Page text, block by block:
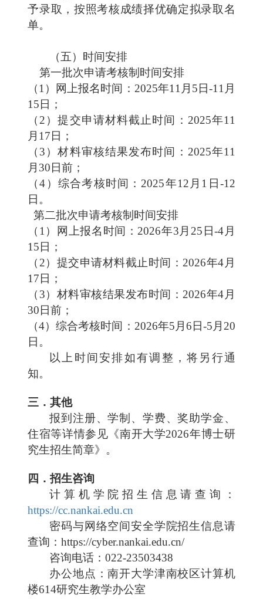
予录取，按照考核成绩择优确定拟录取名
单。
（五）时间安排
第一批次申请考核制时间安排
（1 ）网上报名时间： 2025年11月 5日-11月
1 5日；
（ 2 ）提交申请材料截止时间： 2025年11
月1 7日；
（ 3 ）材料审核结果发布时间： 2025年11
月 30日前；
（4 ）综合考核时间： 2025年12月1日-12
日。
第二批次申请考核制时间安排
（ 1 ）网上报名时间： 2026年3月25日-4月
15日；
（ 2）提交申请材料截止时间： 2026年4月
17日；
（ 3）材料审核结果发布时间： 2026年4月
30日前；
（4）综合考核时间： 2026年5月6日-5月20
日。
以上时间安排如有调整，将另行通
知。
三 ．其他
报到注册、学制、学费、奖助学金、
住宿等详情参见《南开大学2026年博士研
究生招生简章》。
四 ．招生咨询
计算机学院招生信息请查询：
https://cc.nankai.edu.cn
密码与网络空间安全学院招生信息请
查询：https://cyber.nankai.edu.cn/
咨询电话：022-23503438
办公地点：南开大学津南校区计算机
楼614研究生教学办公室